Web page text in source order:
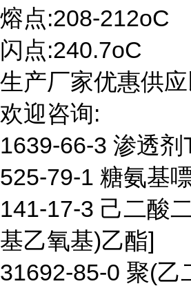
熔点:208-212oC
闪点:240.7oC
生产厂家优惠供
欢迎咨询:
1639-66-3 渗透剂
525-79-1 糖氨基
141-17-3 己二酸
基乙氧基)乙酯]
31692-85-0 聚(乙